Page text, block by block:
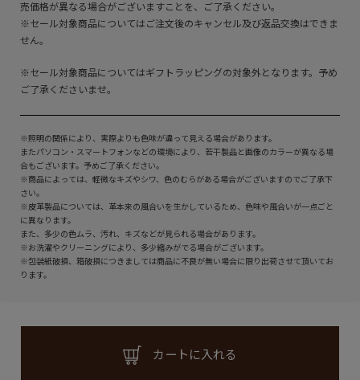
売価格が異なる場合がございますことを、ご了承ください。
※セール対象商品についてはご注文後のキャンセル及び返品交換はできま
せん。
※セール対象商品についてはギフトラッピングの対象外となります。予め
ご了承くださいませ。
※照明の関係により、実際よりも色味が違って見える場合があります。
またパソコン・スマートフォンなどの環境により、若干製品と画像のカラーが異なる場
合もございます。予めご了承ください。
※商品によっては、軽微なキズやシワ、色のむらがある場合がございますのでご了承下
さい。
※皮革製品については、革本来の風合いを生かしているため、色味や風合いが一点ごと
に異なります。
また、多少の色ムラ、汚れ、キズなどが見られる場合があります。
※お洗濯やクリーニングにより、多少縮みがでる場合がございます。
※包装紙破損、箱破損につきましては商品に不良が無い場合に限り出荷させて頂いてお
ります。
カートに入れる